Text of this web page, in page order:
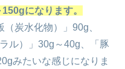
150gになります。
炭水化物）」90g、
ル）」30g～40g、「豚
みたいな感じになりま